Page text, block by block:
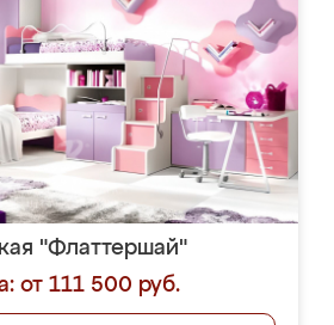
"Флаттершай"
от 111 500 руб.